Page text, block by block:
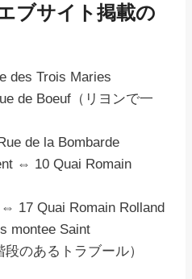
ブサイト掲載の
des Trois Maries
de Boeuf（リヨンで一
de la Bombarde
⇔ 10 Quai Romain
17 Quai Romain Rolland
montee Saint
のあるトラブール）